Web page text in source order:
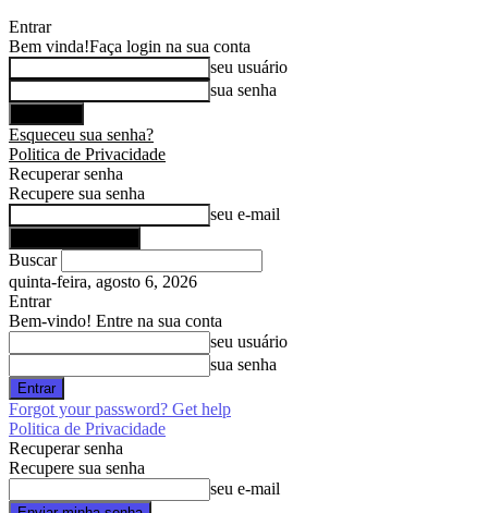
Entrar
Bem vinda!Faça login na sua conta
seu usuário
sua senha
Esqueceu sua senha?
Politica de Privacidade
Recuperar senha
Recupere sua senha
seu e-mail
Buscar
quinta-feira, agosto 6, 2026
Entrar
Bem-vindo! Entre na sua conta
seu usuário
sua senha
Forgot your password? Get help
Politica de Privacidade
Recuperar senha
Recupere sua senha
seu e-mail